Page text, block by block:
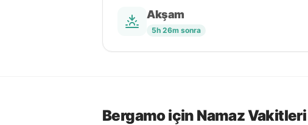
Akşam
5h 26m sonra
Bergamo için Namaz Vakitleri